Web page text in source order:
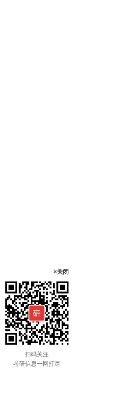
×关闭
扫码关注
考研信息一网打尽